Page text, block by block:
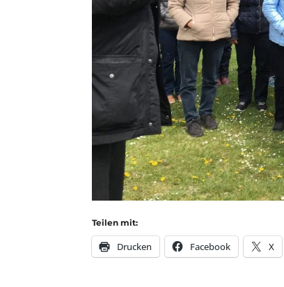
Teilen mit:
Drucken Facebook X